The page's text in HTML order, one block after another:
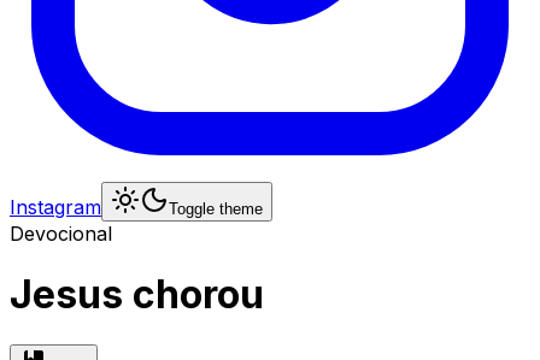
Instagram Toggle theme
Devocional
Jesus chorou